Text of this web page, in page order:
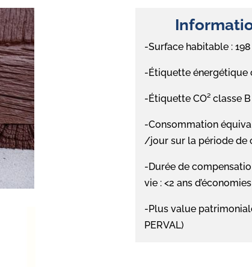
-Surface habitable : 198
-Étiquette énergétique
-Étiquette CO² classe
-Consommation
/jour sur la période de
-Durée de
vie : <2 ans
-Plus value
PERVAL)